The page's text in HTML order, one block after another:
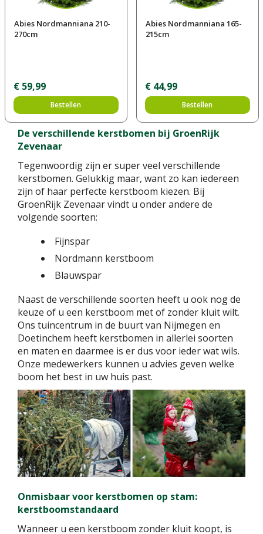
Abies Nordmanniana 210-
270cm
€ 59,99
Bestellen
Abies Nordmanniana 165-
215cm
€ 44,99
Bestellen
De verschillende kerstbomen bij GroenRijk
Zevenaar
Tegenwoordig zijn er super veel verschillende
kerstbomen. Gelukkig maar, want zo kan iedereen
zijn of haar perfecte kerstboom kiezen. Bij
GroenRijk Zevenaar vindt u onder andere de
volgende soorten:
Fijnspar
Nordmann kerstboom
Blauwspar
Naast de verschillende soorten heeft u ook nog de
keuze of u een kerstboom met of zonder kluit wilt.
Ons tuincentrum in de buurt van Nijmegen en
Doetinchem heeft kerstbomen in allerlei soorten
en maten en daarmee is er dus voor ieder wat wils.
Onze medewerkers kunnen u advies geven welke
boom het best in uw huis past.
Onmisbaar voor kerstbomen op stam:
kerstboomstandaard
Wanneer u een kerstboom zonder kluit koopt, is